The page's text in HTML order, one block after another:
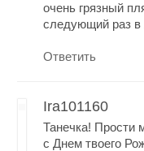
очень грязный
следующий раз в
Ответить
Ira101160
Танечка! Прости
с Днем твоего